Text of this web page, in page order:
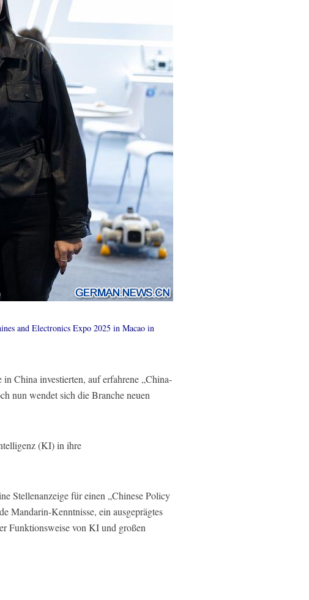
and Electronics Expo 2025 in Macao in
China investierten, auf erfahrene „China-
nun wendet sich die Branche neuen
(KI) in ihre
Stellenanzeige für einen „Chinese Policy
Mandarin-Kenntnisse, ein ausgeprägtes
Funktionsweise von KI und großen